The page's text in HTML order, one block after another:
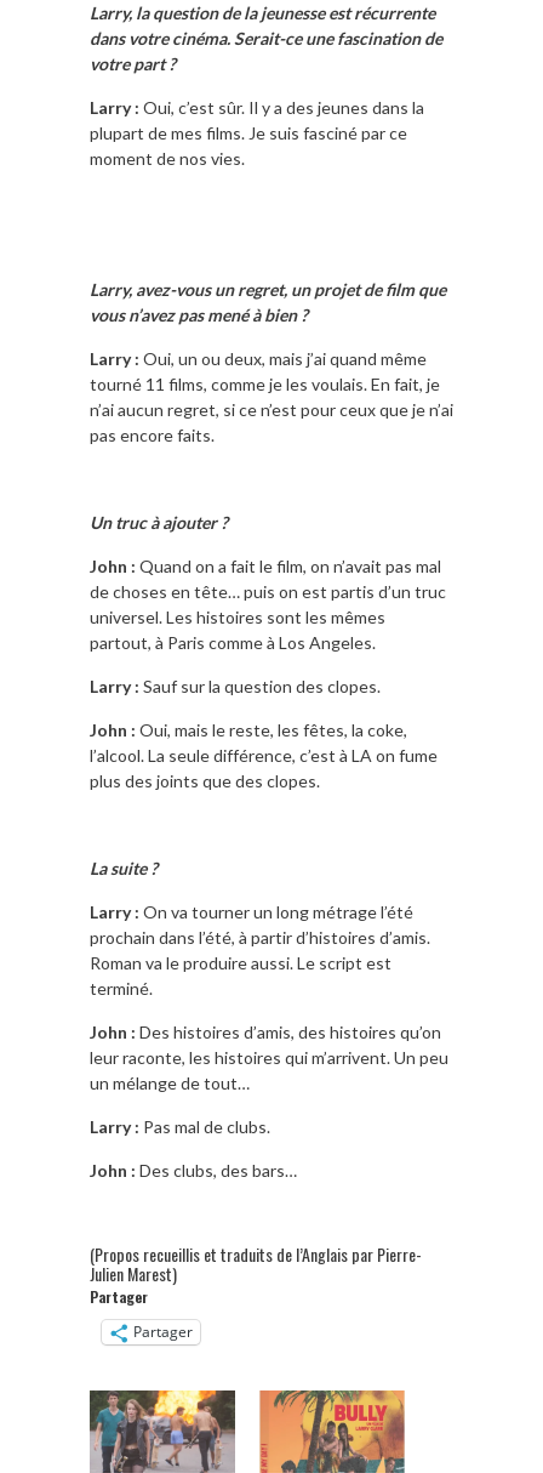
Larry, la question de la jeunesse est récurrente
dans votre cinéma. Serait-ce une fascination de
votre part ?
Larry : Oui, c’est sûr. Il y a des jeunes dans la
plupart de mes films. Je suis fasciné par ce
moment de nos vies.
Larry, avez-vous un regret, un projet de film que
vous n’avez pas mené à bien ?
Larry : Oui, un ou deux, mais j’ai quand même
tourné 11 films, comme je les voulais. En fait, je
n’ai aucun regret, si ce n’est pour ceux que je n’ai
pas encore faits.
Un truc à ajouter ?
John : Quand on a fait le film, on n’avait pas mal
de choses en tête… puis on est partis d’un truc
universel. Les histoires sont les mêmes
partout, à Paris comme à Los Angeles.
Larry : Sauf sur la question des clopes.
John : Oui, mais le reste, les fêtes, la coke,
l’alcool. La seule différence, c’est à LA on fume
plus des joints que des clopes.
La suite ?
Larry : On va tourner un long métrage l’été
prochain dans l’été, à partir d’histoires d’amis.
Roman va le produire aussi. Le script est
terminé.
John : Des histoires d’amis, des histoires qu’on
leur raconte, les histoires qui m’arrivent. Un peu
un mélange de tout…
Larry : Pas mal de clubs.
John : Des clubs, des bars…
(Propos recueillis et traduits de l’Anglais par Pierre-
Julien Marest)
Partager
Partager